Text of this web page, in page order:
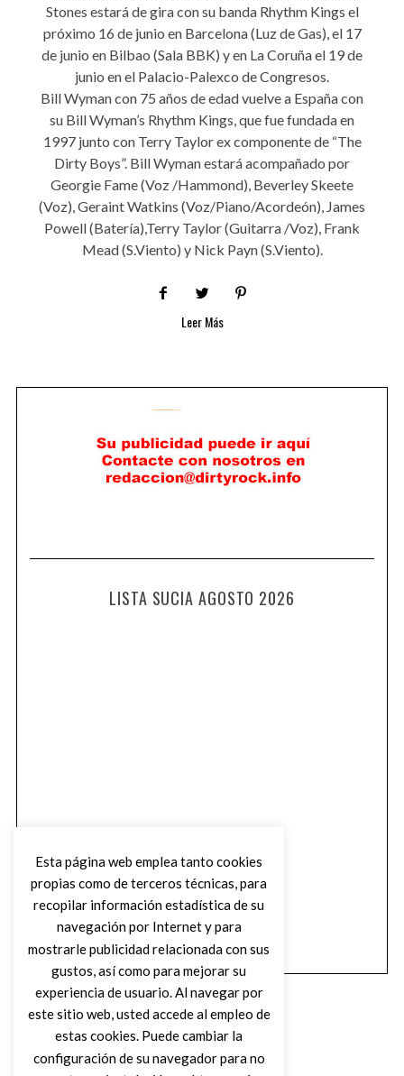
Stones estará de gira con su banda Rhythm Kings el
próximo 16 de junio en Barcelona (Luz de Gas), el 17
de junio en Bilbao (Sala BBK) y en La Coruña el 19 de
junio en el Palacio-Palexco de Congresos.
Bill Wyman con 75 años de edad vuelve a España con
su Bill Wyman’s Rhythm Kings, que fue fundada en
1997 junto con Terry Taylor ex componente de “The
Dirty Boys”. Bill Wyman estará acompañado por
Georgie Fame (Voz /Hammond), Beverley Skeete
(Voz), Geraint Watkins (Voz/Piano/Acordeón), James
Powell (Batería),Terry Taylor (Guitarra /Voz), Frank
Mead (S.Viento) y Nick Payn (S.Viento).
Leer Más
LISTA SUCIA AGOSTO 2026
Esta página web emplea tanto cookies
propias como de terceros técnicas, para
recopilar información estadística de su
navegación por Internet y para
mostrarle publicidad relacionada con sus
gustos, así como para mejorar su
experiencia de usuario. Al navegar por
este sitio web, usted accede al empleo de
estas cookies. Puede cambiar la
configuración de su navegador para no